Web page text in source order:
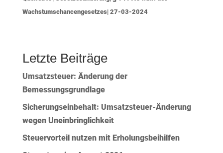
Wachstumschancengesetzes| 27-03-2024
Letzte Beiträge
Umsatzsteuer: Änderung der
Bemessungsgrundlage
Sicherungseinbehalt: Umsatzsteuer-Änderung
wegen Uneinbringlichkeit
Steuervorteil nutzen mit Erholungsbeihilfen